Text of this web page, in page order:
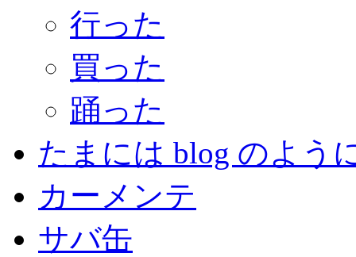
行った
買った
踊った
たまには blog のよう
カーメンテ
サバ缶